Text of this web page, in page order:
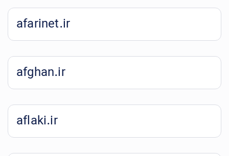
afarinet.ir
afghan.ir
aflaki.ir